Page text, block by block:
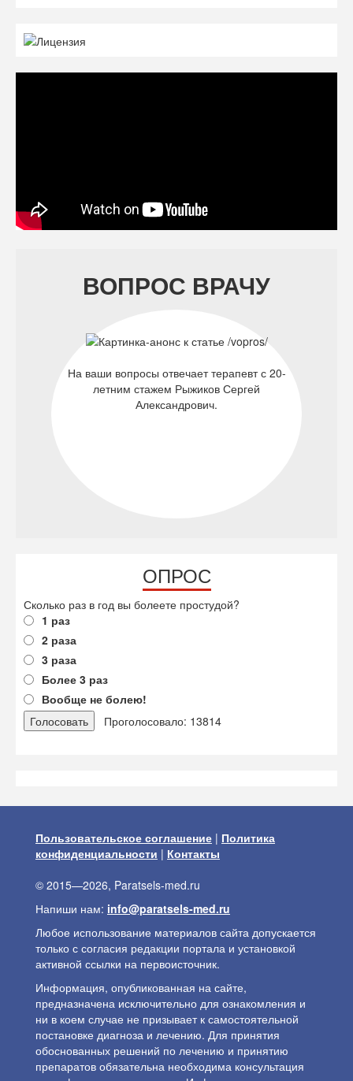
ВОПРОС ВРАЧУ
На ваши вопросы отвечает терапевт с 20-
летним стажем Рыжиков Сергей
Александрович.
ОПРОС
Сколько раз в год вы болеете простудой?
1 раз
2 раза
3 раза
Более 3 раз
Вообще не болею!
Проголосовало: 13814
Пользовательское соглашение | Политика
конфиденциальности | Контакты
© 2015—2026, Paratsels-med.ru
Напиши нам: info@paratsels-med.ru
Любое использование материалов сайта допускается
только с согласия редакции портала и установкой
активной ссылки на первоисточник.
Информация, опубликованная на сайте,
предназначена исключительно для ознакомления и
ни в коем случае не призывает к самостоятельной
постановке диагноза и лечению. Для принятия
обоснованных решений по лечению и принятию
препаратов обязательна необходима консультация